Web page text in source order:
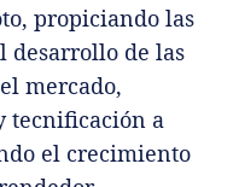
propiciando las
desarrollo de las
mercado,
tecnificación a
el crecimiento